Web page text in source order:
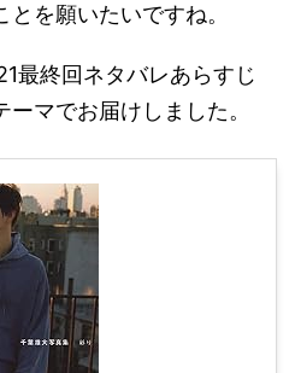
を願いたいですね。
最終回ネタバレあらすじ
マでお届けしました。